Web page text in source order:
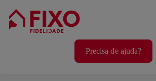
Serviços Casa
Precisa de ajuda?